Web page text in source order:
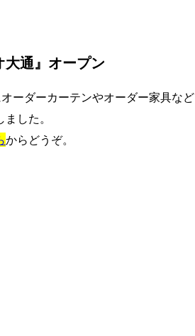
大通』オープン
ーダーカーテンやオーダー家具など
した。
からどうぞ。